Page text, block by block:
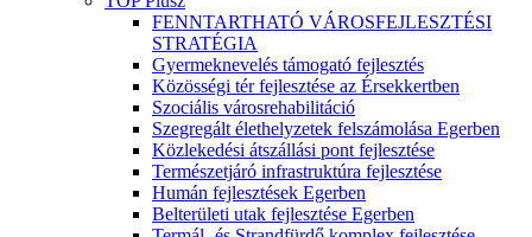
FENNTARTHATÓ VÁROSFEJLESZTÉSI
STRATÉGIA
Gyermeknevelés támogató fejlesztés
Közösségi tér fejlesztése az Érsekkertben
Szociális városrehabilitáció
Szegregált élethelyzetek felszámolása Egerben
Közlekedési átszállási pont fejlesztése
Természetjáró infrastruktúra fejlesztése
Humán fejlesztések Egerben
Belterületi utak fejlesztése Egerben